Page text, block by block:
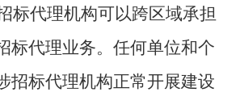
标代理机构可以跨区域承担
标代理业务。任何单位和个
招标代理机构正常开展建设